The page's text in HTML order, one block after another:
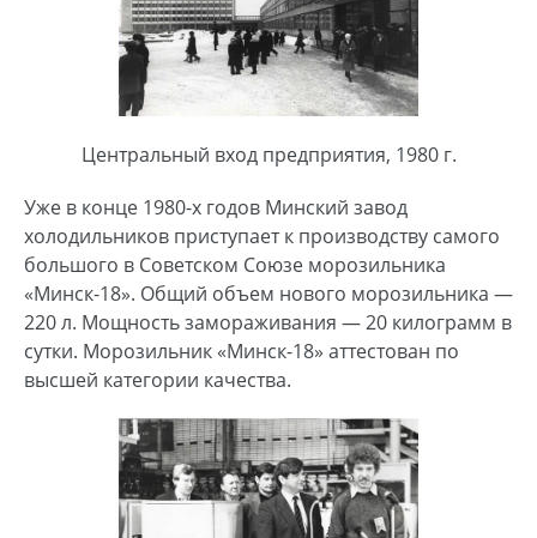
Центральный вход предприятия, 1980 г.
Уже в конце 1980-х годов Минский завод
холодильников приступает к производству самого
большого в Советском Союзе морозильника
«Минск-18». Общий объем нового морозильника —
220 л. Мощность замораживания — 20 килограмм в
сутки. Морозильник «Минск-18» аттестован по
высшей категории качества.